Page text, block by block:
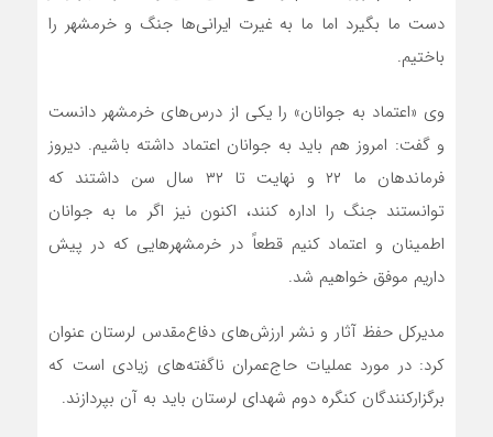
دست ما بگیرد اما ما به غیرت ایرانی‌ها جنگ و خرمشهر را
باختیم.
وی «اعتماد به جوانان» را یکی از درس‌های خرمشهر دانست
و گفت: امروز هم باید به جوانان اعتماد داشته باشیم. دیروز
فرماندهان ما ۲۲ و نهایت تا ۳۲ سال سن داشتند که
توانستند جنگ را اداره کنند، اکنون نیز اگر ما به جوانان
اطمینان و اعتماد کنیم قطعاً در خرمشهرهایی که در پیش
داریم موفق خواهیم شد.
مدیرکل حفظ آثار و نشر ارزش‌های دفاع‌مقدس لرستان عنوان
کرد: در مورد عملیات حاج‌عمران ناگفته‌های زیادی است که
برگزارکنندگان کنگره دوم شهدای لرستان باید به آن بپردازند.